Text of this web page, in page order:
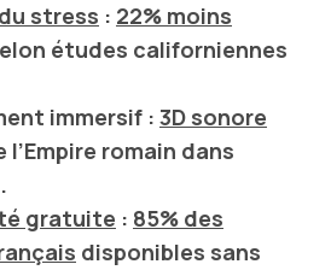
stress : 22% moins
études californiennes
immersif : 3D sonore
l’Empire romain dans
.
gratuite : 85% des
disponibles sans